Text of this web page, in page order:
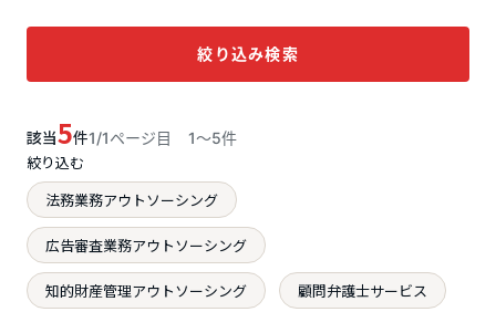
絞り込み検索
該当5件1/1ページ目 1〜5件
絞り込む
法務業務アウトソーシング
広告審査業務アウトソーシング
知的財産管理アウトソーシング 顧問弁護士サービス